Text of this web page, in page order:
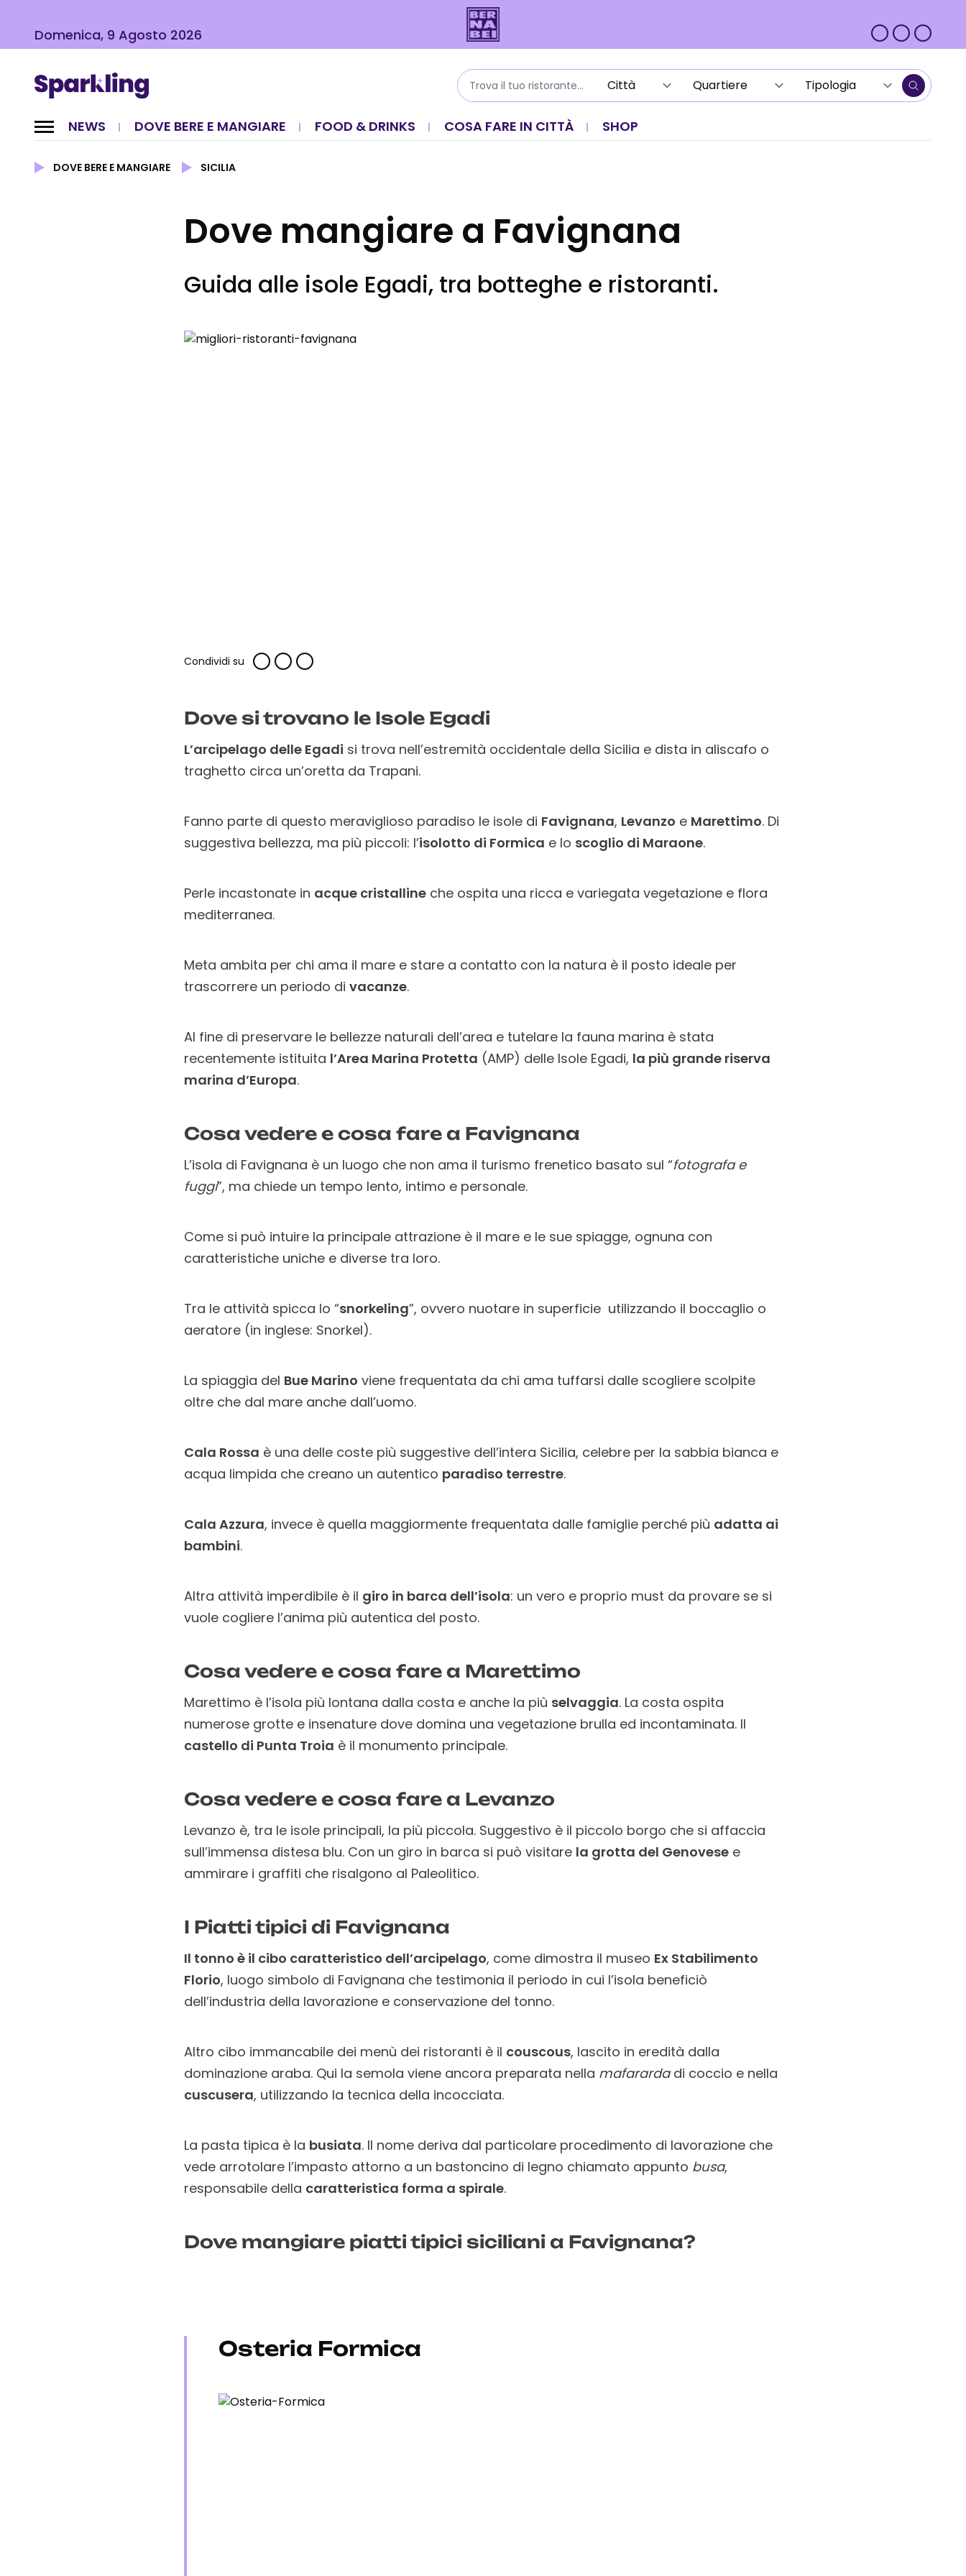
Domenica, 9 Agosto 2026
NEWS DOVE BERE E MANGIARE FOOD & DRINKS COSA FARE IN CITTÀ SHOP
DOVE BERE E MANGIARE SICILIA
Dove mangiare a Favignana
Guida alle isole Egadi, tra botteghe e ristoranti.
Condividi su
Dove si trovano le Isole Egadi
L’arcipelago delle Egadi si trova nell’estremità occidentale della Sicilia e dista in aliscafo o
traghetto circa un’oretta da Trapani.
Fanno parte di questo meraviglioso paradiso le isole di Favignana, Levanzo e Marettimo. Di
suggestiva bellezza, ma più piccoli: l’isolotto di Formica e lo scoglio di Maraone.
Perle incastonate in acque cristalline che ospita una ricca e variegata vegetazione e flora
mediterranea.
Meta ambita per chi ama il mare e stare a contatto con la natura è il posto ideale per
trascorrere un periodo di vacanze.
Al fine di preservare le bellezze naturali dell’area e tutelare la fauna marina è stata
recentemente istituita l’Area Marina Protetta (AMP) delle Isole Egadi, la più grande riserva
marina d’Europa.
Cosa vedere e cosa fare a Favignana
L’isola di Favignana è un luogo che non ama il turismo frenetico basato sul “fotografa e
fuggi”, ma chiede un tempo lento, intimo e personale.
Come si può intuire la principale attrazione è il mare e le sue spiagge, ognuna con
caratteristiche uniche e diverse tra loro.
Tra le attività spicca lo “snorkeling”, ovvero nuotare in superficie utilizzando il boccaglio o
aeratore (in inglese: Snorkel).
La spiaggia del Bue Marino viene frequentata da chi ama tuffarsi dalle scogliere scolpite
oltre che dal mare anche dall’uomo.
Cala Rossa è una delle coste più suggestive dell’intera Sicilia, celebre per la sabbia bianca e
acqua limpida che creano un autentico paradiso terrestre.
Cala Azzura, invece è quella maggiormente frequentata dalle famiglie perché più adatta ai
bambini.
Altra attività imperdibile è il giro in barca dell’isola: un vero e proprio must da provare se si
vuole cogliere l’anima più autentica del posto.
Cosa vedere e cosa fare a Marettimo
Marettimo è l’isola più lontana dalla costa e anche la più selvaggia. La costa ospita
numerose grotte e insenature dove domina una vegetazione brulla ed incontaminata. Il
castello di Punta Troia è il monumento principale.
Cosa vedere e cosa fare a Levanzo
Levanzo è, tra le isole principali, la più piccola. Suggestivo è il piccolo borgo che si affaccia
sull’immensa distesa blu. Con un giro in barca si può visitare la grotta del Genovese e
ammirare i graffiti che risalgono al Paleolitico.
I Piatti tipici di Favignana
Il tonno è il cibo caratteristico dell’arcipelago, come dimostra il museo Ex Stabilimento
Florio, luogo simbolo di Favignana che testimonia il periodo in cui l’isola beneficiò
dell’industria della lavorazione e conservazione del tonno.
Altro cibo immancabile dei menù dei ristoranti è il couscous, lascito in eredità dalla
dominazione araba. Qui la semola viene ancora preparata nella mafarardadi coccio e nella
cuscusera, utilizzando la tecnica della incocciata.
La pasta tipica è la busiata. Il nome deriva dal particolare procedimento di lavorazione che
vede arrotolare l’impasto attorno a un bastoncino di legno chiamato appunto busa,
responsabile della caratteristica forma a spirale.
Dove mangiare piatti tipici siciliani a Favignana?
Osteria Formica